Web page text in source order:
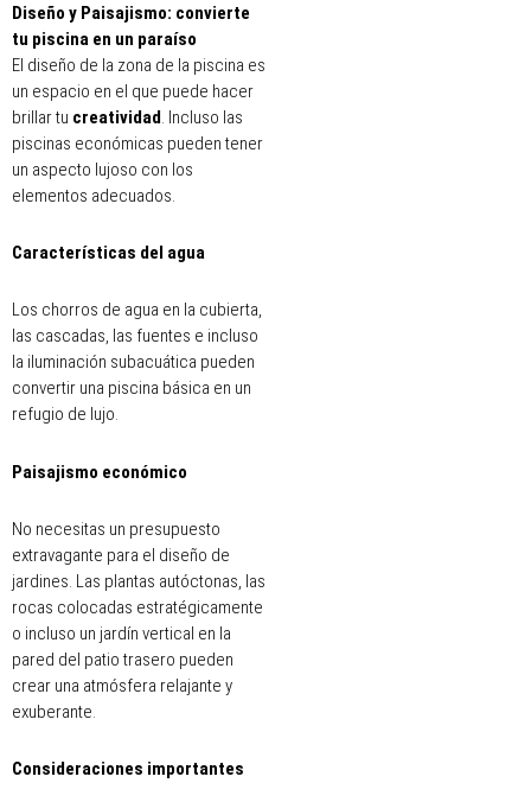
Diseño y Paisajismo: convierte
tu piscina en un paraíso
El diseño de la zona de la piscina es
un espacio en el que puede hacer
brillar tu creatividad. Incluso las
piscinas económicas pueden tener
un aspecto lujoso con los
elementos adecuados.
Características del agua
Los chorros de agua en la cubierta,
las cascadas, las fuentes e incluso
la iluminación subacuática pueden
convertir una piscina básica en un
refugio de lujo.
Paisajismo económico
No necesitas un presupuesto
extravagante para el diseño de
jardines. Las plantas autóctonas, las
rocas colocadas estratégicamente
o incluso un jardín vertical en la
pared del patio trasero pueden
crear una atmósfera relajante y
exuberante.
Consideraciones importantes